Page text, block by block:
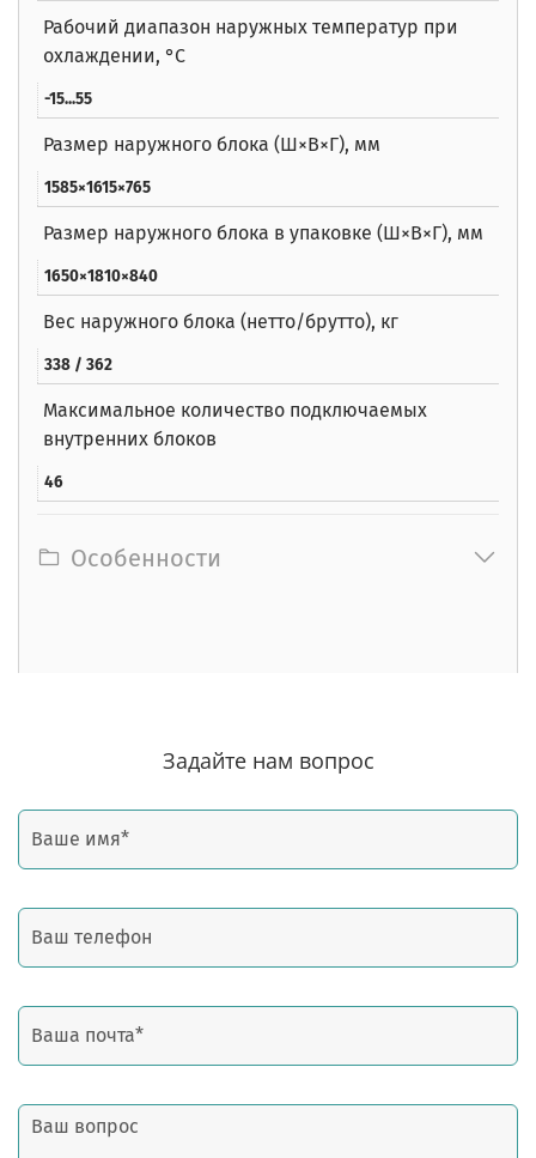
Рабочий диапазон наружных температур при
охлаждении, °C
-15...55
Размер наружного блока (Ш×В×Г), мм
1585×1615×765
Размер наружного блока в упаковке (Ш×В×Г), мм
1650×1810×840
Вес наружного блока (нетто/брутто), кг
338 / 362
Максимальное количество подключаемых
внутренних блоков
46
Особенности
Задайте нам вопрос